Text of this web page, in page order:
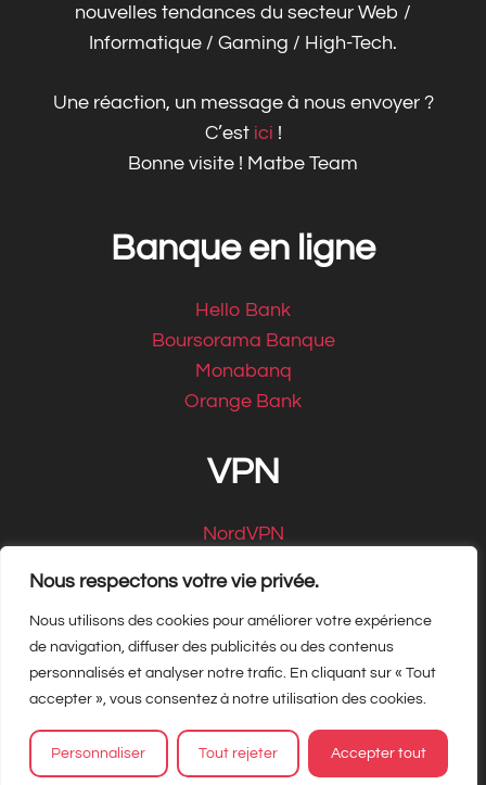
Nous respectons votre vie privée.
Nous utilisons des cookies pour améliorer votre expérience
de navigation, diffuser des publicités ou des contenus
personnalisés et analyser notre trafic. En cliquant sur « Tout
accepter », vous consentez à notre utilisation des cookies.
Personnaliser Tout rejeter Accepter tout
nouvelles tendances du secteur Web /
Informatique / Gaming / High-Tech.
Une réaction, un message à nous envoyer ?
C’est ici !
Bonne visite ! Matbe Team
Banque en ligne
Hello Bank
Boursorama Banque
Monabanq
Orange Bank
VPN
NordVPN
Copyright Matbe.com 2026, tous droits
réservés